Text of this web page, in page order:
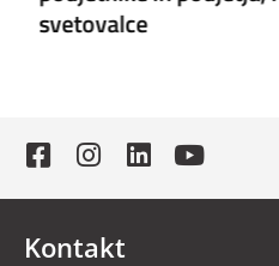
svetovalce
Kontakt